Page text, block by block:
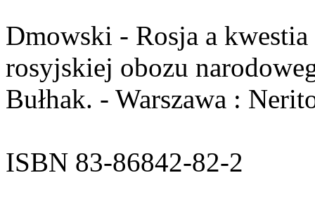
Dmowski - Rosja a
rosyjskiej obozu
Bułhak. - Warszawa :
ISBN 83-86842-82-2